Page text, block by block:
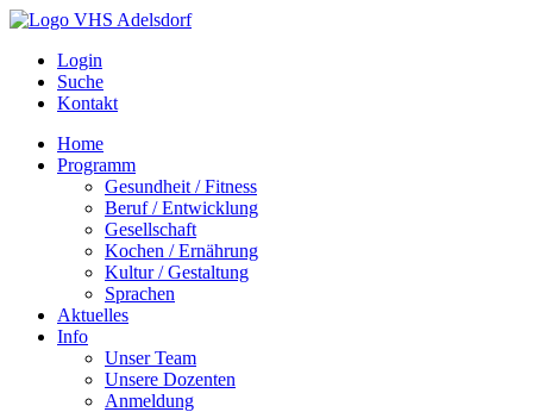
Login
Suche
Kontakt
Home
Programm
Gesundheit / Fitness
Beruf / Entwicklung
Gesellschaft
Kochen / Ernährung
Kultur / Gestaltung
Sprachen
Aktuelles
Info
Unser Team
Unsere Dozenten
Anmeldung